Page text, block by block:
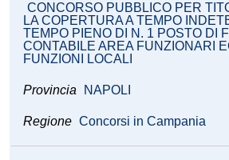
CONCORSO PUBBLICO PER
LA COPERTURA A TEMPO
TEMPO PIENO DI N. 1 POSTO DI
CONTABILE AREA FUNZIONARI
FUNZIONI LOCALI
Provincia NAPOLI
Regione Concorsi in Campania